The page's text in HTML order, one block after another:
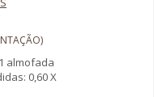
almofada
0,60 X